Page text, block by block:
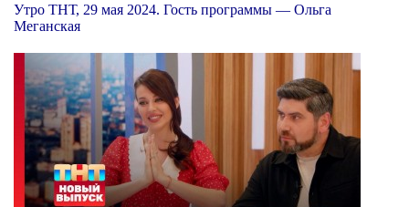
Утро ТНТ, 29 мая 2024. Гость программы — Ольга
Меганская